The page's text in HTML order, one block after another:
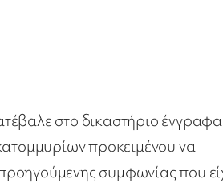
στο δικαστήριο
προκειμένου να
συμφωνίας που